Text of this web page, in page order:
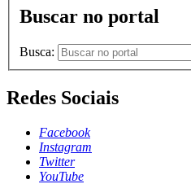
Buscar no portal
Busca:
Redes Sociais
Facebook
Instagram
Twitter
YouTube